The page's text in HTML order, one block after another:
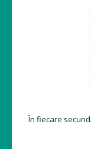
În fiecare